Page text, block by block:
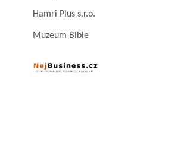
Hamri Plus s.r.o.
Muzeum Bible